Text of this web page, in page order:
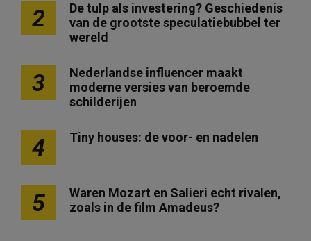
2
De tulp als investering? Geschiedenis
van de grootste speculatiebubbel ter
wereld
3
Nederlandse influencer maakt
moderne versies van beroemde
schilderijen
4 Tiny houses: de voor- en nadelen
5
Waren Mozart en Salieri echt rivalen,
zoals in de film Amadeus?